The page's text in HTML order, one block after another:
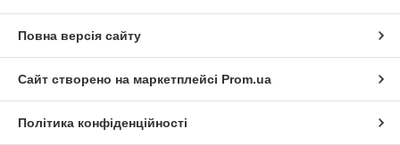
Повна версія сайту
Сайт створено на маркетплейсі Prom.ua
Політика конфіденційності